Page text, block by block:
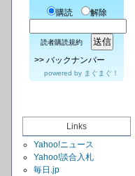
購読
解除
読者購読規約
>> バックナンバー
powered by まぐまぐ！
Links
Yahoo!ニュース
Yahoo!談合入札
毎日.jp